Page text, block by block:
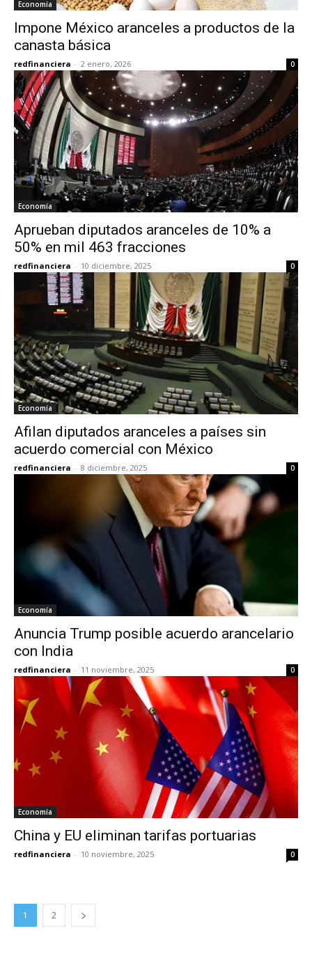
Economía
Impone México aranceles a productos de la
canasta básica
redfinanciera - 2 enero, 2026 0
Economía
Aprueban diputados aranceles de 10% a
50% en mil 463 fracciones
redfinanciera - 10 diciembre, 2025 0
Economía
Afilan diputados aranceles a países sin
acuerdo comercial con México
redfinanciera - 8 diciembre, 2025 0
Economía
Anuncia Trump posible acuerdo arancelario
con India
redfinanciera - 11 noviembre, 2025 0
Economía
China y EU eliminan tarifas portuarias
redfinanciera - 10 noviembre, 2025 0
1 2